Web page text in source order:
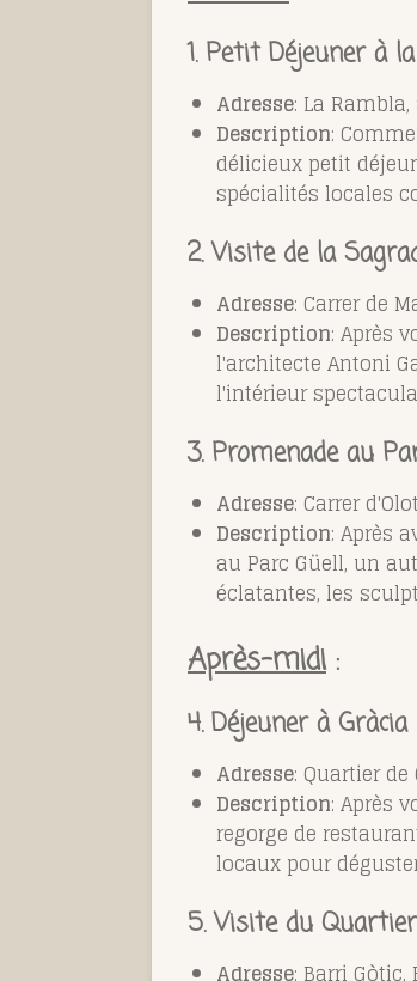
1. Petit Déjeuner à
Adresse: La
Description:
délicieux petit
spécialités locales
2. Visite de la
Adresse: Carrer de
Description: Après
l'architecte Antoni
l'intérieur
3. Promenade au
Adresse: Carrer
Description: Après
au Parc Güell, un
éclatantes, les
Après-midi:
4. Déjeuner à Gràcia
Adresse: Quartier
Description: Après
regorge de
locaux pour
5. Visite du
Adresse: Barri Gòtic,